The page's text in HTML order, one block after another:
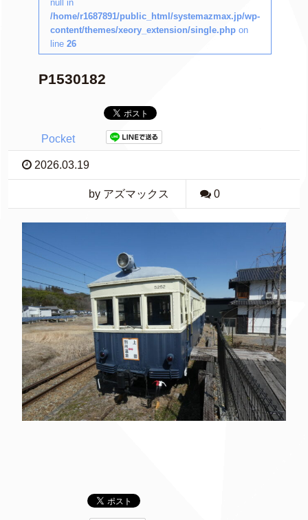
null in
/home/r1687891/public_html/systemazmax.jp/wp-
content/themes/xeory_extension/single.php on
line 26
P1530182
Pocket
2026.03.19
by アズマックス 0